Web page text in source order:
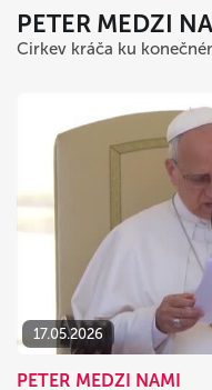
PETER MEDZI
Cirkev kráča ku
17.05.2026
PETER MEDZI NAMI